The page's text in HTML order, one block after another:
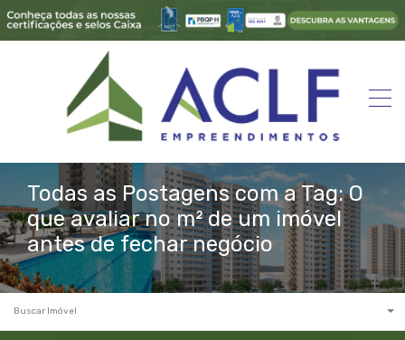
Todas as Postagens com a Tag: O
que avaliar no m² de um imóvel
antes de fechar negócio
Buscar Imóvel